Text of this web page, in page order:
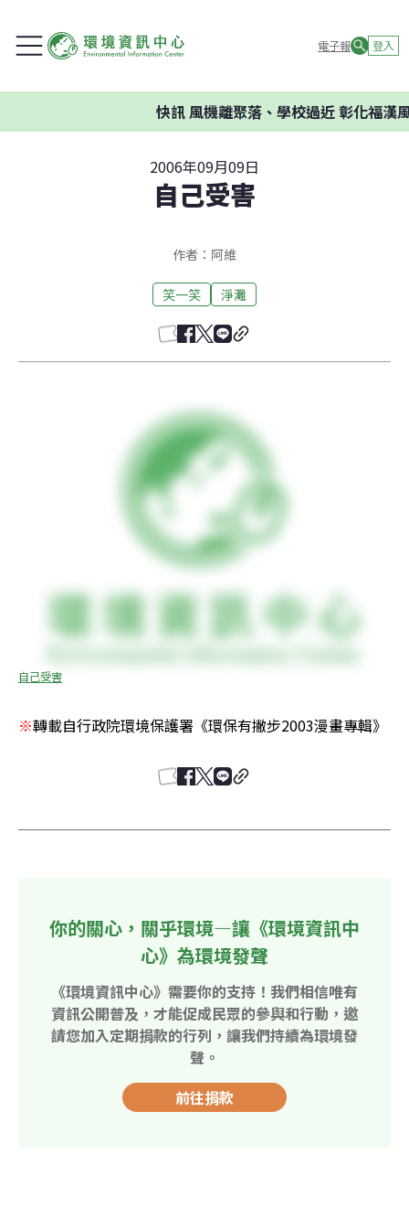
電子報 登入
快訊風機離聚落、學校過近 彰化福漢
2006年09月09日
自己受害
作者：阿維
笑一笑 淨灘
自己受害
※轉載自行政院環境保護署《環保有撇步――2003漫畫專輯》
你的關心，關乎環境—讓《環境資訊中
心》為環境發聲
《環境資訊中心》需要你的支持！我們相信唯有
資訊公開普及，才能促成民眾的參與和行動，邀
請您加入定期捐款的行列，讓我們持續為環境發
聲。
前往捐款